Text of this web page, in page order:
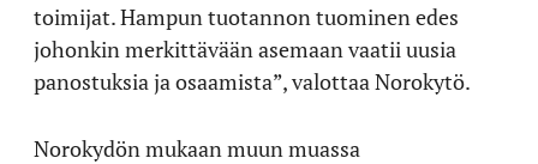
toimijat. Hampun tuotannon tuominen edes
johonkin merkittävään asemaan vaatii uusia
panostuksia ja osaamista”, valottaa Norokytö.
Norokydön mukaan muun muassa